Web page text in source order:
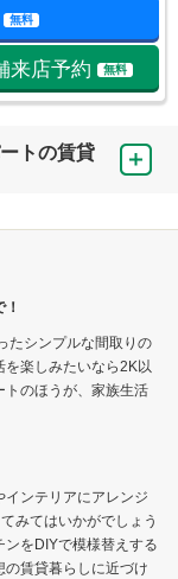
無料
来店予約 無料
トの賃貸
たシンプルな間取りの
楽しみたいなら2K以
トのほうが、家族生活
ンテリアにアレンジ
みてはいかがでしょう
をDIYで模様替えする
の賃貸暮らしに近づけ